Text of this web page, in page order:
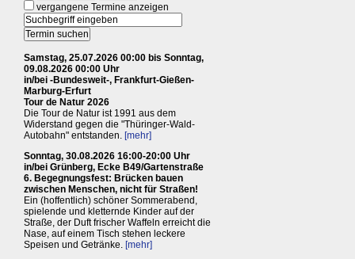
vergangene Termine anzeigen
Samstag, 25.07.2026 00:00 bis Sonntag,
09.08.2026 00:00 Uhr
in/bei -Bundesweit-, Frankfurt-Gießen-
Marburg-Erfurt
Tour de Natur 2026
Die Tour de Natur ist 1991 aus dem
Widerstand gegen die "Thüringer-Wald-
Autobahn" entstanden. [mehr]
Sonntag, 30.08.2026 16:00-20:00 Uhr
in/bei Grünberg, Ecke B49/Gartenstraße
6. Begegnungsfest: Brücken bauen
zwischen Menschen, nicht für Straßen!
Ein (hoffentlich) schöner Sommerabend,
spielende und kletternde Kinder auf der
Straße, der Duft frischer Waffeln erreicht die
Nase, auf einem Tisch stehen leckere
Speisen und Getränke. [mehr]